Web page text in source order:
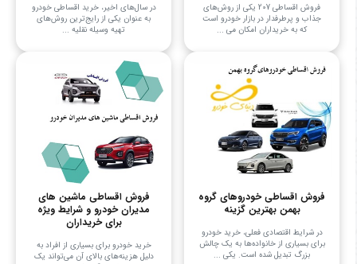
فروش اقساطی 207 یکی از روش‌های
جذاب و پرطرفدار در بازار خودرو است
که به خریداران امکان می‌ ...
در سال‌های اخیر، خرید اقساطی خودرو
به عنوان یکی از رایج‌ترین روش‌های
تهیه وسیله نقلیه ...
فروش اقساطی خودروهای گروه
بهمن بهترین گزینه
در شرایط اقتصادی فعلی، خرید خودرو
برای بسیاری از خانواده‌ها به یک چالش
بزرگ تبدیل شده است. یکی ...
فروش اقساطی ماشین های
مدیران خودرو و شرایط ویژه
برای خریداران
خرید خودرو برای بسیاری از افراد به
دلیل هزینه‌های بالای آن می‌تواند یک